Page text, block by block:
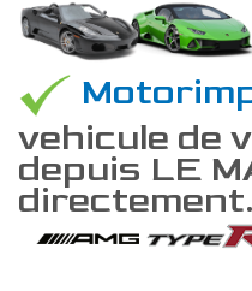
vehicule de
depuis LE
directement.